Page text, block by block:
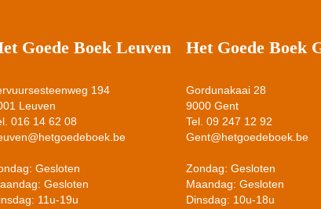
Goede Boek Leuven
194
Leuven
016 14 62 08
Gesloten
Gesloten
11u-19u
Het Goede Boek
Gordunakaai 28
9000 Gent
Tel. 09 247 12 92
Gent@hetgoedeboek.be
Zondag: Gesloten
Maandag: Gesloten
Dinsdag: 10u-18u